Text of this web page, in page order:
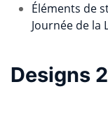
Éléments de
Journée de la
Designs